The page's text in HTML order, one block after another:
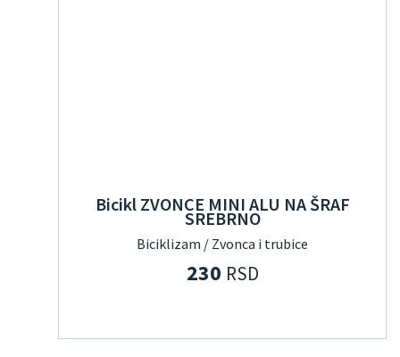
Bicikl ZVONCE MINI ALU NA ŠRAF
SREBRNO
Biciklizam / Zvonca i trubice
230 RSD